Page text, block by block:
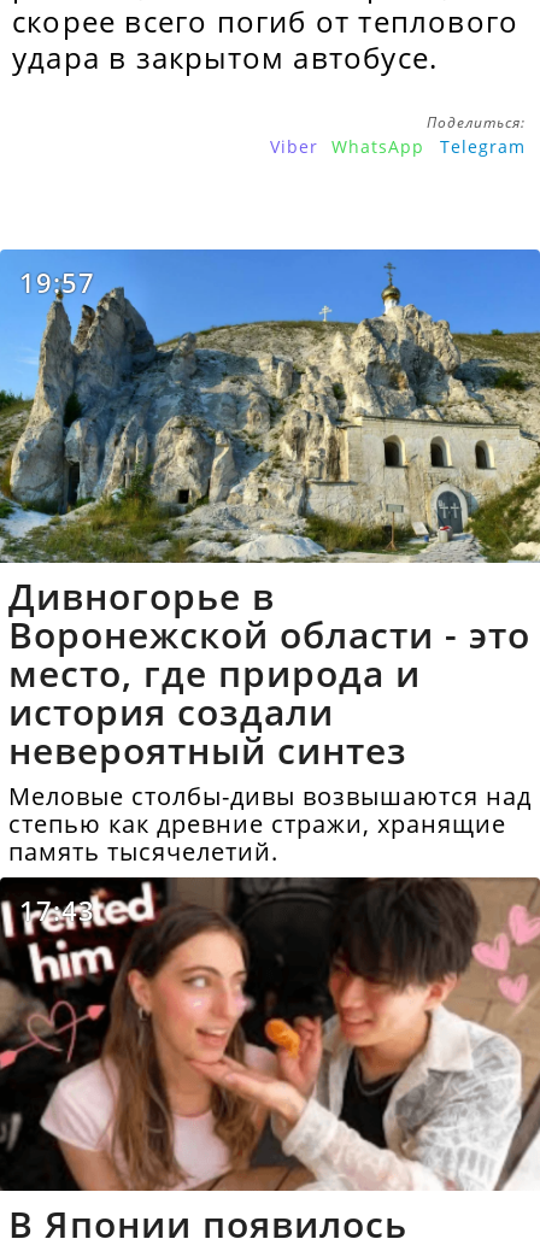
скорее всего погиб от теплового
удара в закрытом автобусе.
Поделиться:
Viber WhatsApp Telegram
19:57
Дивногорье в
Воронежской области - это
место, где природа и
история создали
невероятный синтез
Меловые столбы-дивы возвышаются над
степью как древние стражи, хранящие
память тысячелетий.
17:43
В Японии появилось